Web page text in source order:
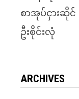
စာအုပ်ငှားဆိုင်
ဦးစိုင်းလုံ
ARCHIVES